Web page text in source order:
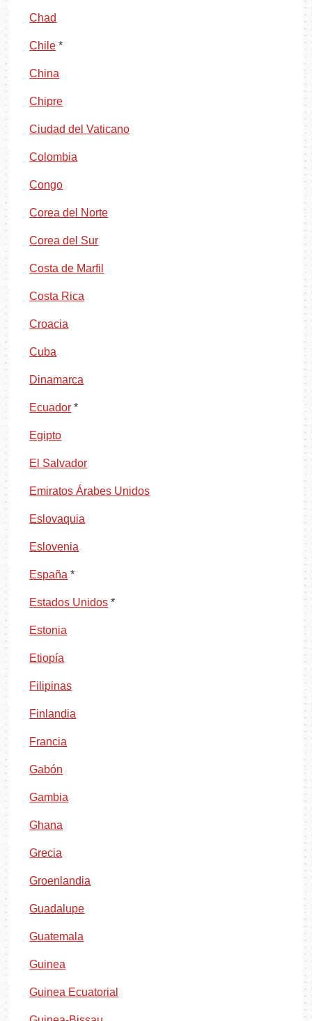
Chad
Chile *
China
Chipre
Ciudad del Vaticano
Colombia
Congo
Corea del Norte
Corea del Sur
Costa de Marfil
Costa Rica
Croacia
Cuba
Dinamarca
Ecuador *
Egipto
El Salvador
Emiratos Árabes Unidos
Eslovaquia
Eslovenia
España *
Estados Unidos *
Estonia
Etiopía
Filipinas
Finlandia
Francia
Gabón
Gambia
Ghana
Grecia
Groenlandia
Guadalupe
Guatemala
Guinea
Guinea Ecuatorial